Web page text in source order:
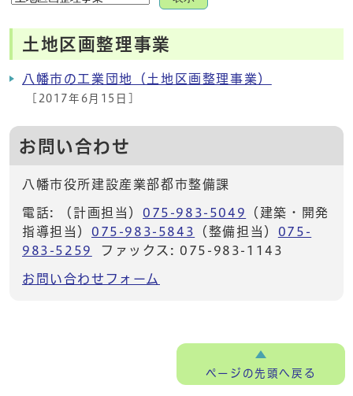
土地区画整理事業
八幡市の工業団地（土地区画整理事業）
[2017年6月15日]
お問い合わせ
八幡市役所建設産業部都市整備課
電話: （計画担当） 075-983-5049
（建築・開発
指導担当） 075-983-5843 （整備担当） 075-
983-5259
ファックス: 075-983-1143
お問い合わせフォーム
ページの先頭へ戻る